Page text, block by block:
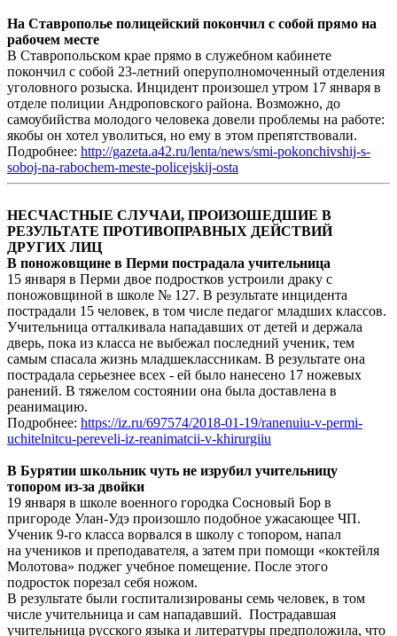
На Ставрополье полицейский покончил с собой прямо на
рабочем месте
В Ставропольском крае прямо в служебном кабинете
покончил с собой 23-летний оперуполномоченный отделения
уголовного розыска. Инцидент произошел утром 17 января в
отделе полиции Андроповского района. Возможно, до
самоубийства молодого человека довели проблемы на работе:
якобы он хотел уволиться, но ему в этом препятствовали.
Подробнее: http://gazeta.a42.ru/lenta/news/smi-pokonchivshij-s-
soboj-na-rabochem-meste-policejskij-osta
НЕСЧАСТНЫЕ СЛУЧАИ, ПРОИЗОШЕДШИЕ В
РЕЗУЛЬТАТЕ ПРОТИВОПРАВНЫХ ДЕЙСТВИЙ
ДРУГИХ ЛИЦ
В поножовщине в Перми пострадала учительница
15 января в Перми двое подростков устроили драку с
поножовщиной в школе № 127. В результате инцидента
пострадали 15 человек, в том числе педагог младших классов.
Учительница отталкивала нападавших от детей и держала
дверь, пока из класса не выбежал последний ученик, тем
самым спасала жизнь младшеклассникам. В результате она
пострадала серьезнее всех - ей было нанесено 17 ножевых
ранений. В тяжелом состоянии она была доставлена в
реанимацию.
Подробнее: https://iz.ru/697574/2018-01-19/ranenuiu-v-permi-
uchitelnitcu-pereveli-iz-reanimatcii-v-khirurgiiu
В Бурятии школьник чуть не изрубил учительницу
топором из-за двойки
19 января в школе военного городка Сосновый Бор в
пригороде Улан-Удэ произошло подобное ужасающее ЧП.
Ученик 9-го класса ворвался в школу с топором, напал
на учеников и преподавателя, а затем при помощи «коктейля
Молотова» поджег учебное помещение. После этого
подросток порезал себя ножом.
В результате были госпитализированы семь человек, в том
числе учительница и сам нападавший. Пострадавшая
учительница русского языка и литературы предположила, что